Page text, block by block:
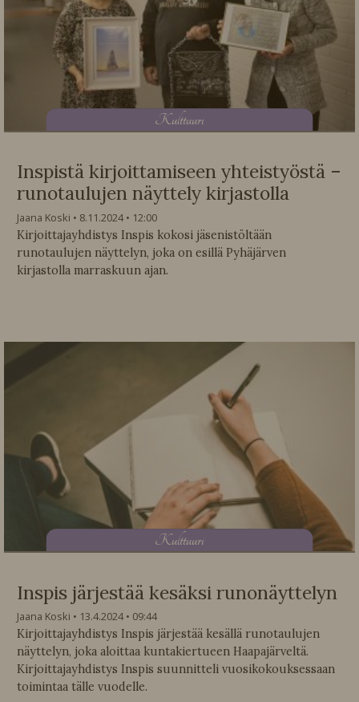
Kulttuuri
Inspistä kirjoittamiseen yhteistyöstä –
runotaulujen näyttely kirjastolla
Jaana Koski 8.11.2024
12:00
Kirjoittajayhdistys Inspis kokosi jäsenistöltään
runotaulujen näyttelyn, joka on esillä Pyhäjärven
kirjastolla marraskuun ajan.
Kulttuuri
Inspis järjestää kesäksi runonäyttelyn
Jaana Koski 13.4.2024
09:44
Kirjoittajayhdistys Inspis järjestää kesällä runotaulujen
näyttelyn, joka aloittaa kuntakiertueen Haapajärveltä.
Kirjoittajayhdistys Inspis suunnitteli vuosikokouksessaan
toimintaa tälle vuodelle.